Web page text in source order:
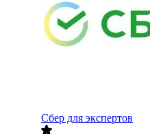
Сбер для экспертов